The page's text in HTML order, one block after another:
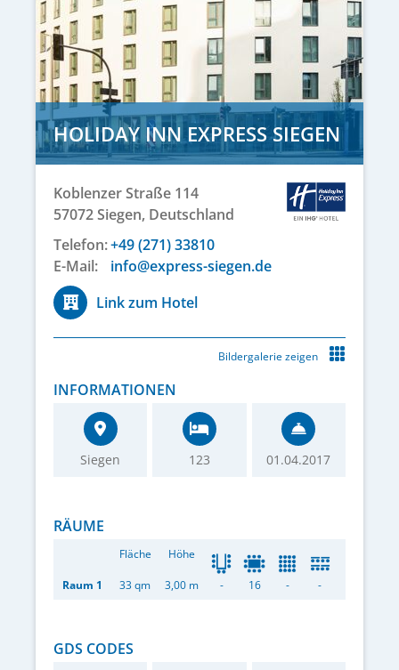
HOLIDAY INN EXPRESS SIEGEN
Koblenzer Straße 114
57072Siegen, Deutschland
Telefon:+49 (271) 33810
E-Mail:
info@express-siegen.de
Link zum Hotel
Bildergalerie zeigen
INFORMATIONEN
Siegen 123 01.04.2017
RÄUME
Fläche Höhe
Raum 1 33 qm 3,00 m - 16 - -
GDS CODES